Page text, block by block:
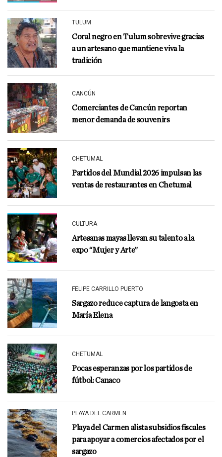
TULUM
Coral negro en Tulum sobrevive gracias
a un artesano que mantiene viva la
tradición
CANCÚN
Comerciantes de Cancún reportan
menor demanda de souvenirs
CHETUMAL
Partidos del Mundial 2026 impulsan las
ventas de restaurantes en Chetumal
CULTURA
Artesanas mayas llevan su talento a la
expo “Mujer y Arte”
FELIPE CARRILLO PUERTO
Sargazo reduce captura de langosta en
María Elena
CHETUMAL
Pocas esperanzas por los partidos de
fútbol: Canaco
PLAYA DEL CARMEN
Playa del Carmen alista subsidios fiscales
para apoyar a comercios afectados por el
sargazo